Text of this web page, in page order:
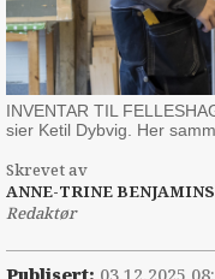
INVENTAR TIL
sier Ketil Dybvig. Her
Skrevet av
ANNE-TRINE
Redaktør